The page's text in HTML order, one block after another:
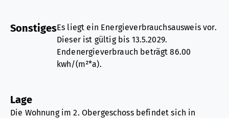
erstellt. Die gepflegte Wohnung ist
hell und freundlich. Es sind keine
umfangreichen
Renovierungsmaßnahmen
lichtdurchflutet. Von hier aus gelangen
Sie auf einen südlich ausgerichteten
gefliesten Balkon. Die ca. 5m² große,
mit einem hellem Fliesenspiegel und
Frühstückstisch. Das moderne,
SonstigesEs liegt ein Energieverbrauchsausweis vor.
Dieser ist gültig bis 13.5.2029.
Endenergieverbrauch beträgt 86.00
kwh/(m²*a).
ist 1993.
Lage
Die Wohnung im 2. Obergeschoss befindet sich in